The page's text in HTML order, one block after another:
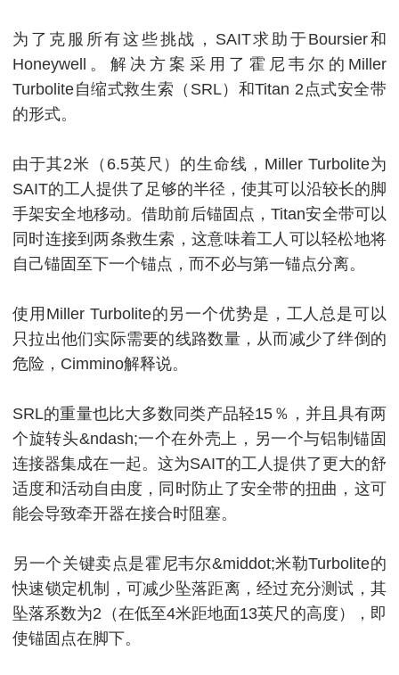
为了克服所有这些挑战，SAIT求助于Boursier和
Honeywell。 解决方案采用了霍尼韦尔的Miller
Turbolite自缩式救生索（SRL）和Titan 2点式安全带
的形式。
由于其2米（6.5英尺）的生命线，Miller Turbolite为
SAIT的工人提供了足够的半径，使其可以沿较长的脚
手架安全地移动。借助前后锚固点，Titan安全带可以
同时连接到两条救生索，这意味着工人可以轻松地将
自己锚固至下一个锚点，而不必与第一锚点分离。
使用Miller Turbolite的另一个优势是，工人总是可以
只拉出他们实际需要的线路数量，从而减少了绊倒的
危险，Cimmino解释说。
SRL的重量也比大多数同类产品轻15％，并且具有两
个旋转头&ndash;一个在外壳上，另一个与铝制锚固
连接器集成在一起。 这为SAIT的工人提供了更大的舒
适度和活动自由度，同时防止了安全带的扭曲，这可
能会导致牵开器在接合时阻塞。
另一个关键卖点是霍尼韦尔&middot;米勒Turbolite的
快速锁定机制，可减少坠落距离，经过充分测试，其
坠落系数为2（在低至4米距地面13英尺的高度），即
使锚固点在脚下。